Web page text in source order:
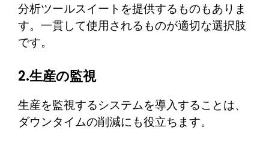
分析ツールスイートを提供するものもありま
す。一貫して使用されるものが適切な選択肢
です。
2.生産の監視
生産を監視するシステムを導入することは、
ダウンタイムの削減にも役立ちます。